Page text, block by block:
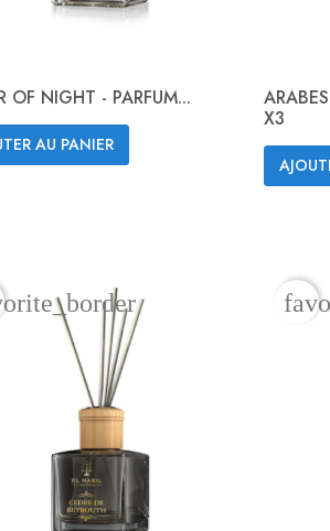
 Aperçu rapide
OF NIGHT - PARFUM...
AU PANIER
X3